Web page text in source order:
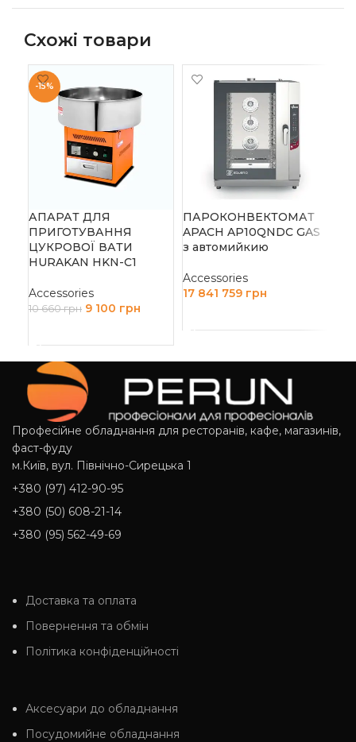
Схожі товари
-15%
АПАРАТ ДЛЯ
ПРИГОТУВАННЯ
ЦУКРОВОЇ ВАТИ
HURAKAN HKN-C1
Accessories
10 660грн 9 100 грн
ПАРОКОНВЕКТОМАТ
APACH AP10QNDC GAS
з автомийкию
Accessories
17 841 759 грн
Професійне обладнання для ресторанів, кафе, магазинів,
фаст-фуду
м.Київ, вул. Північно-Сирецька 1
+380 (97) 412-90-95
+380 (50) 608-21-14
+380 (95) 562-49-69
Доставка та оплата
Повернення та обмін
Політика конфіденційності
Аксесуари до обладнання
Посудомийне обладнання